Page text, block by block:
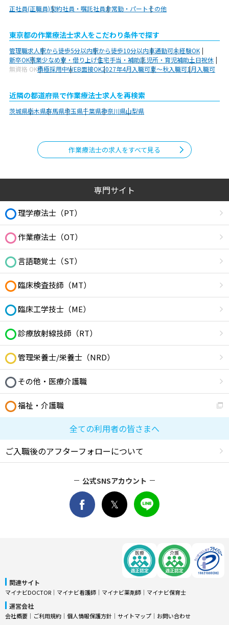
正社員(正職員)契約社員・嘱託社員非常勤・パートその他
東京都の作業療法士求人をこだわり条件で探す
管理職求人駅から徒歩5分以内駅から徒歩10分以内車通勤可未経験OK
新卒OK残業少なめ寮・借り上げ住宅手当・補助託児所・育児補助土日祝休
無資格 OK積極採用中WEB面接OK2027年4月入職可夏～秋入職可1月入職可
近隣の都道府県で作業療法士求人を再検索
茨城県栃木県群馬県埼玉県千葉県神奈川県山梨県
作業療法士の求人をすべて見る
専門サイト
理学療法士（PT）
作業療法士（OT）
言語聴覚士（ST）
臨床検査技師（MT）
臨床工学技士（ME）
診療放射線技師（RT）
管理栄養士/栄養士（NRD）
その他・医療介護職
福祉・介護職
全ての利用者の皆さまへ
ご入職後のアフターフォローについて
公式SNSアカウント
関連サイト
マイナビDOCTOR │ マイナビ看護師 │ マイナビ薬剤師 │ マイナビ保育士
運営会社
会社概要 │ ご利用規約 │ 個人情報保護方針 │ サイトマップ │ お問い合わせ